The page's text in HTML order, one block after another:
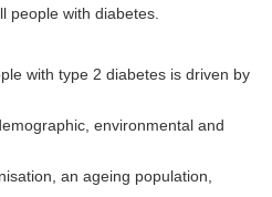
people with diabetes.
with type 2 diabetes is driven by
environmental and
an ageing population,